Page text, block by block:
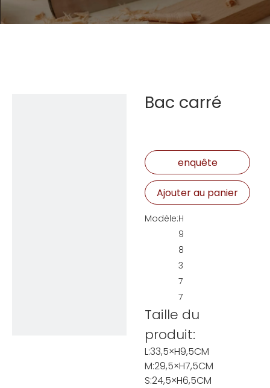
Bac carré
enquête
Ajouter au panier
Modèle:H
9
8
3
7
7
Taille du
produit:
L:33,5×H9,5CM
M:29,5×H7,5CM
S:24,5×H6,5CM